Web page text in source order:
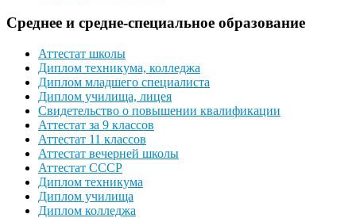
Среднее и средне-специальное образование
Аттестат школы
Диплом техникума, колледжа
Диплом младшего специалиста
Диплом училища, лицея
Свидетельство о повышении квалификации
Аттестат за 9 классов
Аттестат 11 классов
Аттестат вечерней школы
Аттестат СССР
Диплом техникума
Диплом училища
Диплом колледжа